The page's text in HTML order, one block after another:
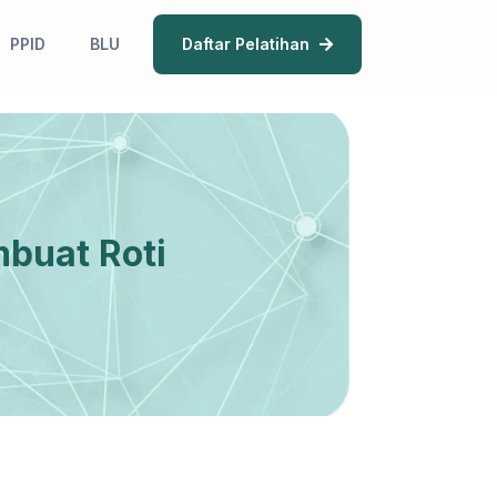
PPID BLU Daftar Pelatihan
Roti